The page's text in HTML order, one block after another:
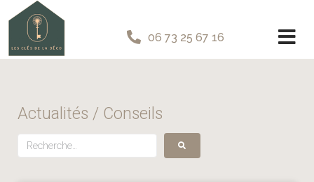
06 73 25 67 16
Actualités / Conseils